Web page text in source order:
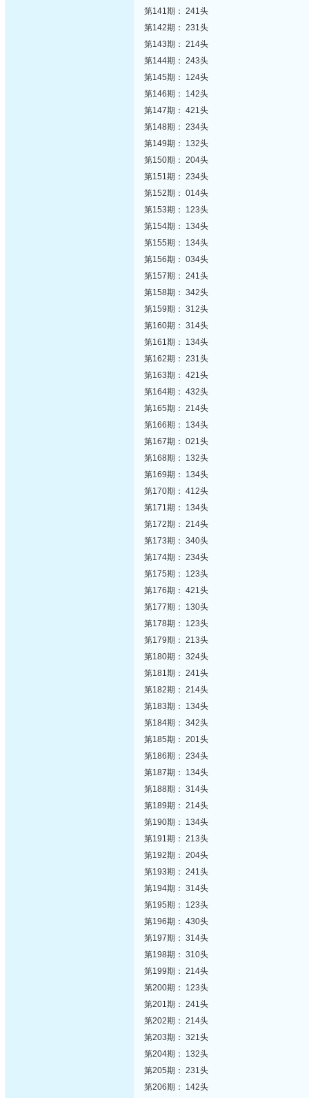
第141期： 241头
第142期： 231头
第143期： 214头
第144期： 243头
第145期： 124头
第146期： 142头
第147期： 421头
第148期： 234头
第149期： 132头
第150期： 204头
第151期： 234头
第152期： 014头
第153期： 123头
第154期： 134头
第155期： 134头
第156期： 034头
第157期： 241头
第158期： 342头
第159期： 312头
第160期： 314头
第161期： 134头
第162期： 231头
第163期： 421头
第164期： 432头
第165期： 214头
第166期： 134头
第167期： 021头
第168期： 132头
第169期： 134头
第170期： 412头
第171期： 134头
第172期： 214头
第173期： 340头
第174期： 234头
第175期： 123头
第176期： 421头
第177期： 130头
第178期： 123头
第179期： 213头
第180期： 324头
第181期： 241头
第182期： 214头
第183期： 134头
第184期： 342头
第185期： 201头
第186期： 234头
第187期： 134头
第188期： 314头
第189期： 214头
第190期： 134头
第191期： 213头
第192期： 204头
第193期： 241头
第194期： 314头
第195期： 123头
第196期： 430头
第197期： 314头
第198期： 310头
第199期： 214头
第200期： 123头
第201期： 241头
第202期： 214头
第203期： 321头
第204期： 132头
第205期： 231头
第206期： 142头